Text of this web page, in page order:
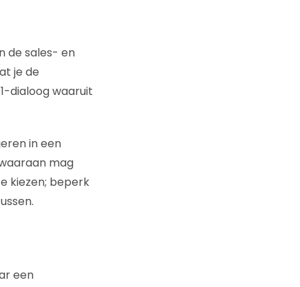
de sales- en
je de
dialoog waaruit
in een
mag
kiezen; beperk
een